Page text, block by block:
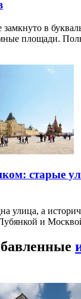
замкнуто в
площади.
старые
улица, а
и